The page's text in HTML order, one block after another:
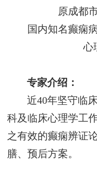
原成都
国内知名癫痫
心
专家介绍：
近40年坚守临
科及临床心理学工
之有效的癫痫辨证
膳、预后方案。